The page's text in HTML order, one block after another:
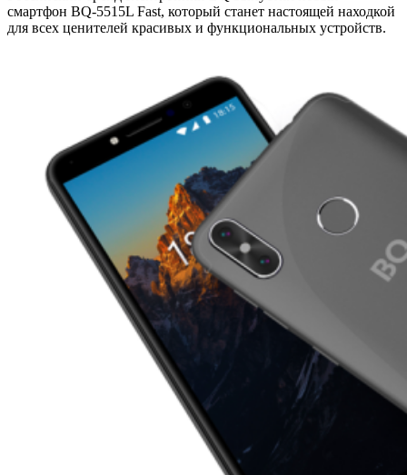
смартфон BQ-5515L Fast, который станет настоящей находкой
для всех ценителей красивых и функциональных устройств.